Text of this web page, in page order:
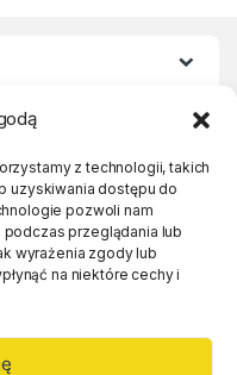
z technologii, takich
uzyskiwania dostępu do
pozwoli nam
przeglądania lub
wyrażenia zgody lub
na niektóre cechy i